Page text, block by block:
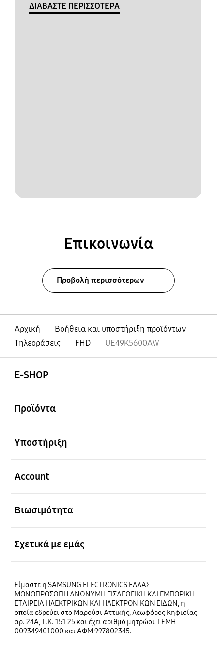
ΔΙΑΒΑΣΤΕ ΠΕΡΙΣΣΟΤΕΡΑ
Επικοινωνία
Προβολή περισσότερων
Αρχική
Βοήθεια και υποστήριξη προϊόντων
Τηλεοράσεις
FHD UE49K5600AW
E-SHOP
Προϊόντα
Υποστήριξη
Account
Βιωσιμότητα
Σχετικά με εμάς
Είμαστε η SAMSUNG ELECTRONICS ΕΛΛΑΣ
ΜΟΝΟΠΡΟΣΩΠΗ ΑΝΩΝΥΜΗ ΕΙΣΑΓΩΓΙΚΗ ΚΑΙ ΕΜΠΟΡΙΚΗ
ΕΤΑΙΡΕΙΑ ΗΛΕΚΤΡΙΚΩΝ ΚΑΙ ΗΛΕΚΤΡΟΝΙΚΩΝ ΕΙΔΩΝ, η
οποία εδρεύει στο Μαρούσι Αττικής, Λεωφόρος Κηφισίας
αρ. 24Α, Τ.Κ. 151 25 και έχει αριθμό μητρώου ΓΕΜΗ
009349401000 και ΑΦΜ 997802345.